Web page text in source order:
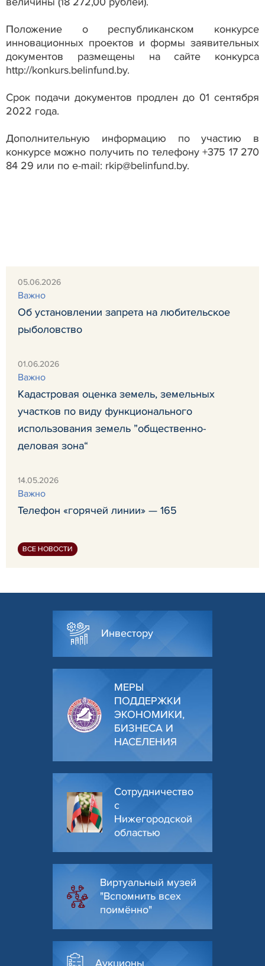
Положение о республиканском конкурсе
инновационных проектов и формы заявительных
документов размещены на сайте конкурса
http://konkurs.belinfund.by.
Срок подачи документов продлен до 01 сентября
2022 года.
Дополнительную информацию по участию в
конкурсе можно получить по телефону +375 17 270
84 29 или по e-mail: rkip@belinfund.by.
05.06.2026
Важно
Об установлении запрета на любительское
рыболовство
01.06.2026
Важно
Кадастровая оценка земель, земельных
участков по виду функционального
использования земель ”общественно-
деловая зона“
14.05.2026
Важно
Телефон «горячей линии» — 165
ВСЕ НОВОСТИ
Инвестору
МЕРЫ
ПОДДЕРЖКИ
ЭКОНОМИКИ,
БИЗНЕСА И
НАСЕЛЕНИЯ
Сотрудничество
с
Нижегородской
областью
Виртуальный музей
"Вспомнить всех
поимённо"
Аукционы